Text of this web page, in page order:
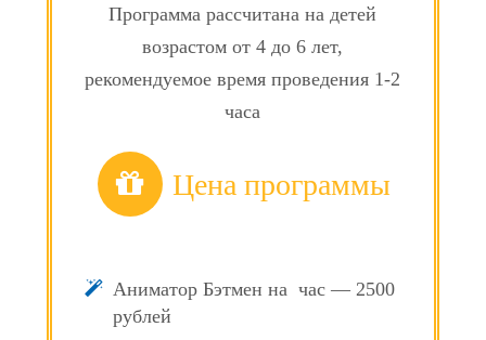
Программа рассчитана на детей
возрастом от 4 до 6 лет,
рекомендуемое время проведения 1-2
часа
Цена программы
Аниматор Бэтмен на час — 2500
рублей